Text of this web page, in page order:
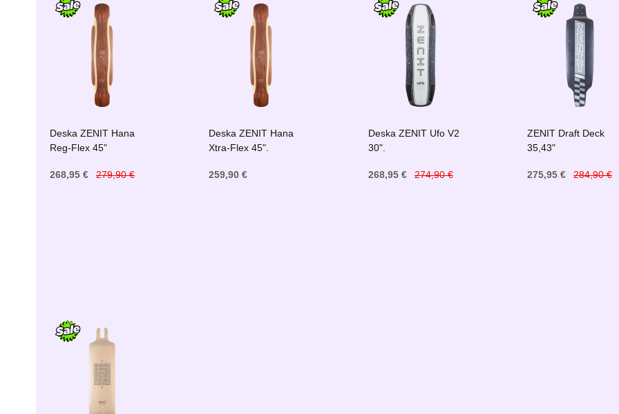
Deska ZENIT Hana
Reg-Flex 45"
268,95 € 279,90 €
Deska ZENIT Hana
Xtra-Flex 45".
259,90 €
Deska ZENIT Ufo V2
30".
268,95 € 274,90 €
ZENIT Draft Deck
35,43"
275,95 € 284,90 €